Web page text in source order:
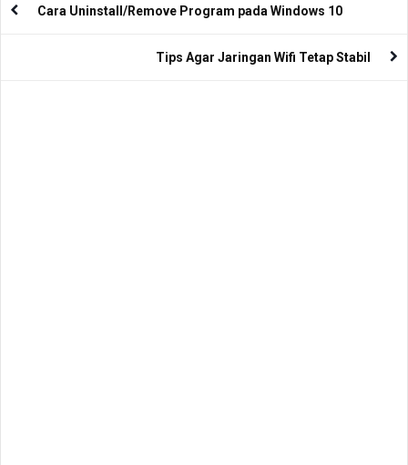
Cara Uninstall/Remove Program pada Windows 10
Tips Agar Jaringan Wifi Tetap Stabil